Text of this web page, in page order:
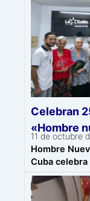
Celebran
«Hombre
11 de octubre
Hombre
Cuba